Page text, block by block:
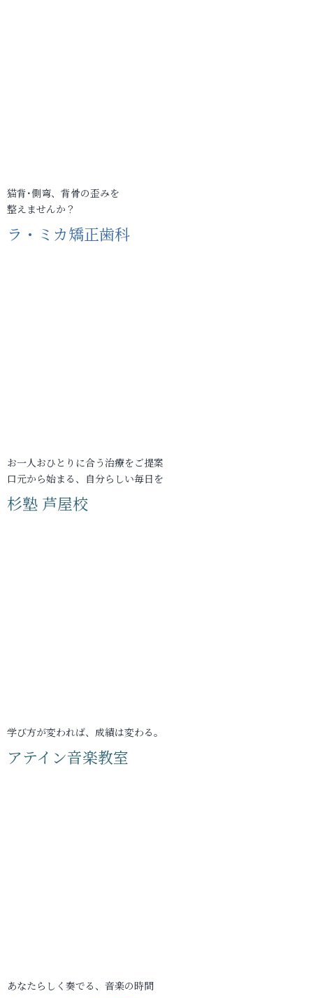
猫背･側弯、背骨の歪みを
整えませんか？
ラ・ミカ矯正歯科
お一人おひとりに合う治療をご提案
口元から始まる、自分らしい毎日を
杉塾 芦屋校
学び方が変われば、成績は変わる。
アテイン音楽教室
あなたらしく奏でる、音楽の時間